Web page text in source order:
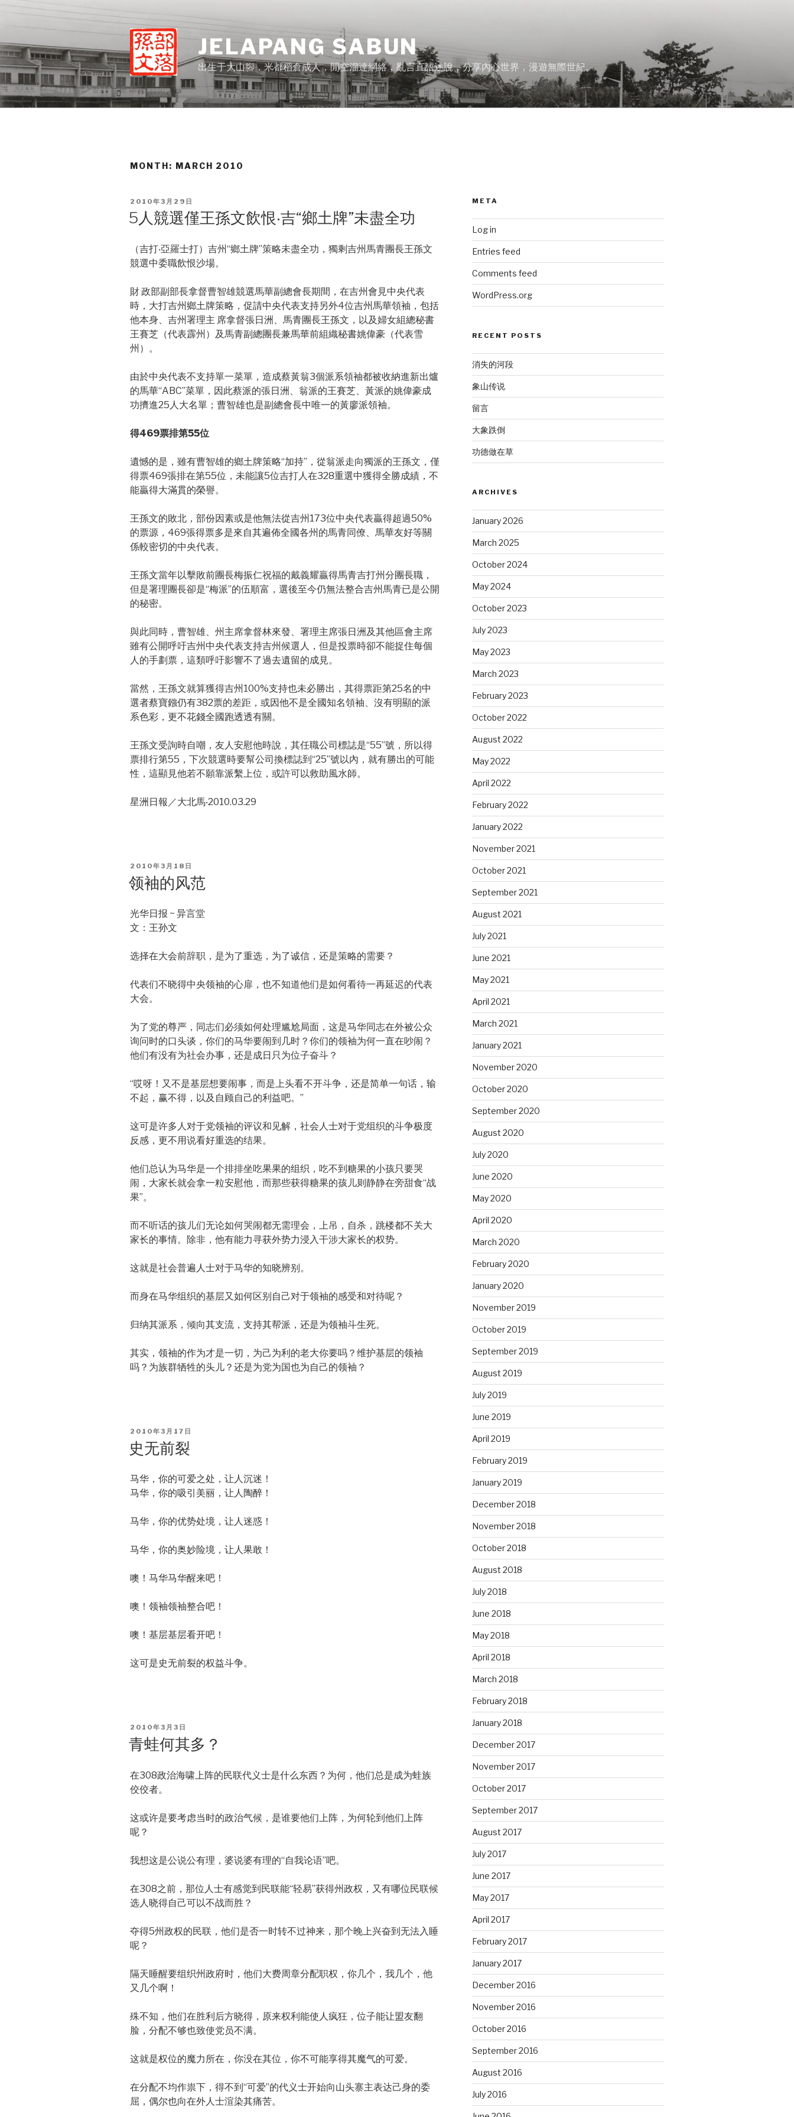
JELAPANG SABUN
出生于大山腳，米都稻倉成人，閒空溜達網絡，亂言直語述說，分享內心世界，漫遊無際世紀。
MONTH: MARCH 2010
POSTED
2010年3月29日
5人競選僅王孫文飲恨‧吉“鄉土牌”未盡全功
（吉打‧亞羅士打）吉州“鄉土牌”策略未盡全功，獨剩吉州馬青團長王孫文
競選中委職飲恨沙場。
財 政部副部長拿督曹智雄競選馬華副總會長期間，在吉州會見中央代表
時，大打吉州鄉土牌策略，促請中央代表支持另外4位吉州馬華領袖，包括
他本身、吉州署理主 席拿督張日洲、馬青團長王孫文，以及婦女組總秘書
王賽芝（代表霹州）及馬青副總團長兼馬華前組織秘書姚偉豪（代表雪
州）。
由於中央代表不支持單一菜單，造成蔡黃翁3個派系領袖都被收納進新出爐
的馬華“ABC”菜單，因此蔡派的張日洲、翁派的王賽芝、黃派的姚偉豪成
功擠進25人大名單；曹智雄也是副總會長中唯一的黃廖派領袖。
得469票排第55位
遺憾的是，雖有曹智雄的鄉土牌策略“加持”，從翁派走向獨派的王孫文，僅
得票469張排在第55位，未能讓5位吉打人在328重選中獲得全勝成績，不
能贏得大滿貫的榮譽。
王孫文的敗北，部份因素或是他無法從吉州173位中央代表贏得超過50%
的票源，469張得票多是來自其遍佈全國各州的馬青同僚、馬華友好等關
係較密切的中央代表。
王孫文當年以擊敗前團長梅振仁祝福的戴義耀贏得馬青吉打州分團長職，
但是署理團長卻是“梅派”的伍順富，選後至今仍無法整合吉州馬青已是公開
的秘密。
與此同時，曹智雄、州主席拿督林來發、署理主席張日洲及其他區會主席
雖有公開呼吁吉州中央代表支持吉州候選人，但是投票時卻不能捉住每個
人的手劃票，這類呼吁影響不了過去遺留的成見。
當然，王孫文就算獲得吉州100%支持也未必勝出，其得票距第25名的中
選者蔡寶鏹仍有382票的差距，或因他不是全國知名領袖、沒有明顯的派
系色彩，更不花錢全國跑透透有關。
王孫文受詢時自嘲，友人安慰他時說，其任職公司標誌是“55”號，所以得
票排行第55，下次競選時要幫公司換標誌到“25”號以內，就有勝出的可能
性，這顯見他若不願靠派繫上位，或許可以救助風水師。
星洲日報／大北馬‧2010.03.29
POSTED
ON
2010年3月18日
领袖的风范
光华日报 ~ 异言堂
文：王孙文
选择在大会前辞职，是为了重选，为了诚信，还是策略的需要？
代表们不晓得中央领袖的心扉，也不知道他们是如何看待一再延迟的代表
大会。
为了党的尊严，同志们必须如何处理尴尬局面，这是马华同志在外被公众
询问时的口头谈，你们的马华要闹到几时？你们的领袖为何一直在吵闹？
他们有没有为社会办事，还是成日只为位子奋斗？
“哎呀！又不是基层想要闹事，而是上头看不开斗争，还是简单一句话，输
不起，赢不得，以及自顾自己的利益吧。”
这可是许多人对于党领袖的评议和见解，社会人士对于党组织的斗争极度
反感，更不用说看好重选的结果。
他们总认为马华是一个排排坐吃果果的组织，吃不到糖果的小孩只要哭
闹，大家长就会拿一粒安慰他，而那些获得糖果的孩儿则静静在旁甜食“战
果”。
而不听话的孩儿们无论如何哭闹都无需理会，上吊，自杀，跳楼都不关大
家长的事情。除非，他有能力寻获外势力浸入干涉大家长的权势。
这就是社会普遍人士对于马华的知晓辨别。
而身在马华组织的基层又如何区别自己对于领袖的感受和对待呢？
归纳其派系，倾向其支流，支持其帮派，还是为领袖斗生死。
其实，领袖的作为才是一切，为己为利的老大你要吗？维护基层的领袖
吗？为族群牺牲的头儿？还是为党为国也为自己的领袖？
POSTED
ON
2010年3月17日
史无前裂
马华，你的可爱之处，让人沉迷！
马华，你的吸引美丽，让人陶醉！
马华，你的优势处境，让人迷惑！
马华，你的奥妙险境，让人果敢！
噢！马华马华醒来吧！
噢！领袖领袖整合吧！
噢！基层基层看开吧！
这可是史无前裂的权益斗争。
POSTED
ON
2010年3月3日
青蛙何其多？
在308政治海啸上阵的民联代义士是什么东西？为何，他们总是成为蛙族
佼佼者。
这或许是要考虑当时的政治气候，是谁要他们上阵，为何轮到他们上阵
呢？
我想这是公说公有理，婆说婆有理的“自我论语”吧。
在308之前，那位人士有感觉到民联能“轻易”获得州政权，又有哪位民联候
选人晓得自己可以不战而胜？
夺得5州政权的民联，他们是否一时转不过神来，那个晚上兴奋到无法入睡
呢？
隔天睡醒要组织州政府时，他们大费周章分配职权，你几个，我几个，他
又几个啊！
殊不知，他们在胜利后方晓得，原来权利能使人疯狂，位子能让盟友翻
脸，分配不够也致使党员不满。
这就是权位的魔力所在，你没在其位，你不可能享得其魔气的可爱。
在分配不均作祟下，得不到“可爱”的代义士开始向山头寨主表达己身的委
屈，偶尔也向在外人士渲染其痛苦。
META
Log in
Entries feed
Comments feed
WordPress.org
RECENT POSTS
消失的河段
象山传说
留言
大象跌倒
功德做在草
ARCHIVES
January 2026
March 2025
October 2024
May 2024
October 2023
July 2023
May 2023
March 2023
February 2023
October 2022
August 2022
May 2022
April 2022
February 2022
January 2022
November 2021
October 2021
September 2021
August 2021
July 2021
June 2021
May 2021
April 2021
March 2021
January 2021
November 2020
October 2020
September 2020
August 2020
July 2020
June 2020
May 2020
April 2020
March 2020
February 2020
January 2020
November 2019
October 2019
September 2019
August 2019
July 2019
June 2019
April 2019
February 2019
January 2019
December 2018
November 2018
October 2018
August 2018
July 2018
June 2018
May 2018
April 2018
March 2018
February 2018
January 2018
December 2017
November 2017
October 2017
September 2017
August 2017
July 2017
June 2017
May 2017
April 2017
February 2017
January 2017
December 2016
November 2016
October 2016
September 2016
August 2016
July 2016